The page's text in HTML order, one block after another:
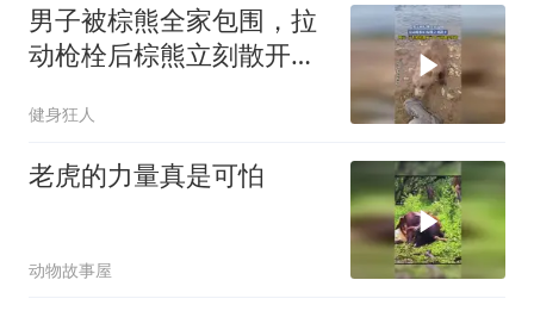
男子被棕熊全家包围，拉
动枪栓后棕熊立刻散开，
下的都是怕的
健身狂人
老虎的力量真是可怕
动物故事屋